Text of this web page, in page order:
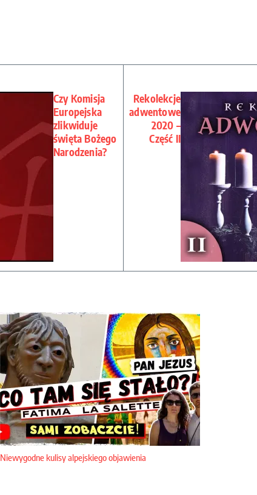
Czy Komisja
Europejska
zlikwiduje
święta Bożego
Narodzenia?
Rekolekcje
adwentowe
2020 –
Część II
Niewygodne kulisy alpejskiego objawienia